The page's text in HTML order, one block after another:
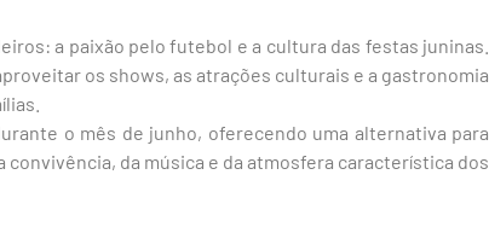
a paixão pelo futebol e a cultura das festas juninas.
os shows, as atrações culturais e a gastronomia
o mês de junho, oferecendo uma alternativa para
da música e da atmosfera característica dos